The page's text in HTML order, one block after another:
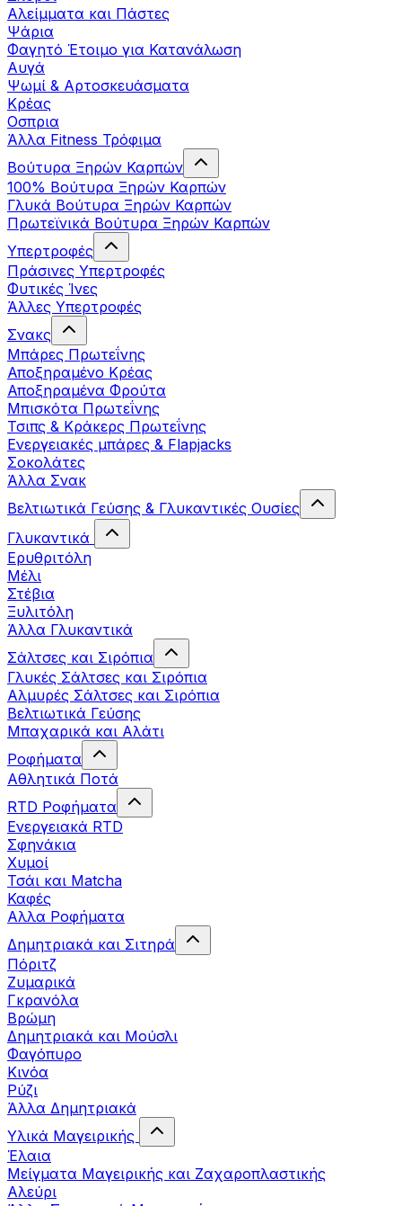
Αλείμματα και Πάστες
Ψάρια
Φαγητό Έτοιμο για Κατανάλωση
Αυγά
Ψωμί & Αρτοσκευάσματα
Κρέας
Οσπρια
Άλλα Fitness Τρόφιμα
Βούτυρα Ξηρών Καρπών
100% Βούτυρα Ξηρών Καρπών
Γλυκά Βούτυρα Ξηρών Καρπών
Πρωτεϊνικά Βούτυρα Ξηρών Καρπών
Υπερτροφές
Πράσινες Υπερτροφές
Φυτικές Ίνες
Άλλες Υπερτροφές
Σνακς
Μπάρες Πρωτεΐνης
Αποξηραμένο Κρέας
Αποξηραμένα Φρούτα
Μπισκότα Πρωτεΐνης
Τσιπς & Kράκερς Πρωτεΐνης
Ενεργειακές μπάρες & Flapjacks
Σοκολάτες
Άλλα Σνακ
Βελτιωτικά Γεύσης & Γλυκαντικές Ουσίες
Γλυκαντικά
Ερυθριτόλη
Μέλι
Στέβια
Ξυλιτόλη
Άλλα Γλυκαντικά
Σάλτσες και Σιρόπια
Γλυκές Σάλτσες και Σιρόπια
Αλμυρές Σάλτσες και Σιρόπια
Bελτιωτικά Γεύσης
Μπαχαρικά και Αλάτι
Ροφήματα
Αθλητικά Ποτά
RTD Ροφήματα
Ενεργειακά RTD
Σφηνάκια
Χυμοί
Τσάι και Matcha
Καφές
Αλλα Ροφήματα
Δημητριακά και Σιτηρά
Πόριτζ
Ζυμαρικά
Γκρανόλα
Βρώμη
Δημητριακά και Μούσλι
Φαγόπυρο
Κινόα
Ρύζι
Άλλα Δημητριακά
Υλικά Μαγειρικής
Έλαια
Μείγματα Μαγειρικής και Ζαχαροπλαστικής
Αλεύρι